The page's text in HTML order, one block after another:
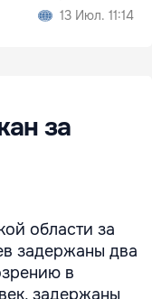
13 Июл. 11:14
за
области за
задержаны два
в
задержаны